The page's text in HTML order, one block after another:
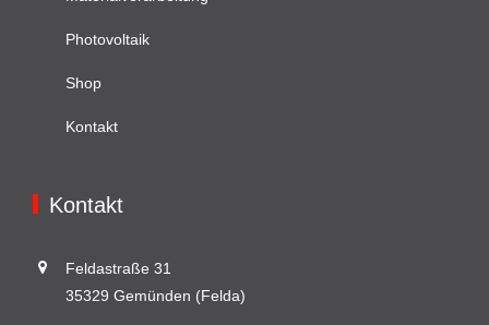
Photovoltaik
Shop
Kontakt
Kontakt
Feldastraße 31
35329 Gemünden (Felda)